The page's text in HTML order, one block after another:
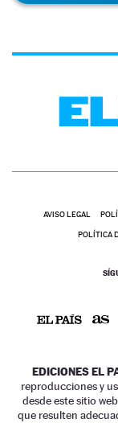
AVISO LEGAL
POLÍTICA
EDICIONES EL
reproducciones y
desde este sitio
que resulten